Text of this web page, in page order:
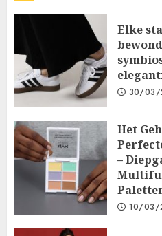
Elke
30/03/
Het
–
10/03/